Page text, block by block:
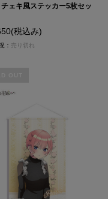
ェキ風ステッカー5枚セッ
(税込み)
：売り切れ